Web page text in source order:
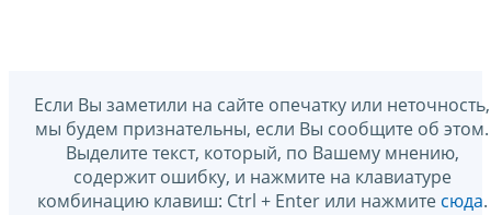
Если Вы заметили на сайте опечатку или неточность,
мы будем признательны, если Вы сообщите об этом.
Выделите текст, который, по Вашему мнению,
содержит ошибку, и нажмите на клавиатуре
комбинацию клавиш: Ctrl + Enter или нажмите сюда.